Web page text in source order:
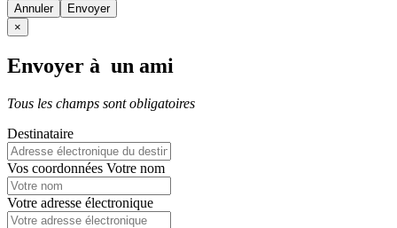
Annuler
×
Envoyer à un ami
Tous les champs sont obligatoires
Destinataire
Vos coordonnées Votre nom
Votre adresse électronique